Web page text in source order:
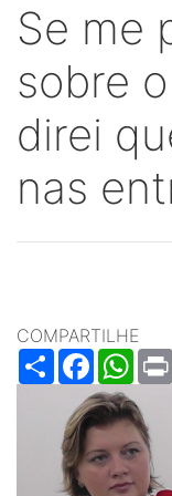
Se me
sobre
direi
nas
COMPARTILHE
ShareFacebook